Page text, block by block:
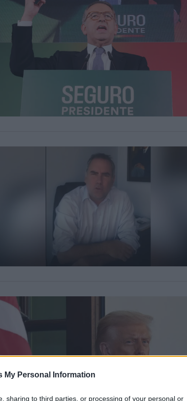
My Personal Information
sharing to third parties, or processing of your personal or